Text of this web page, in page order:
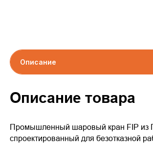
Описание товара
Промышленный шаровый кран FIP из
спроектированный для безотказной